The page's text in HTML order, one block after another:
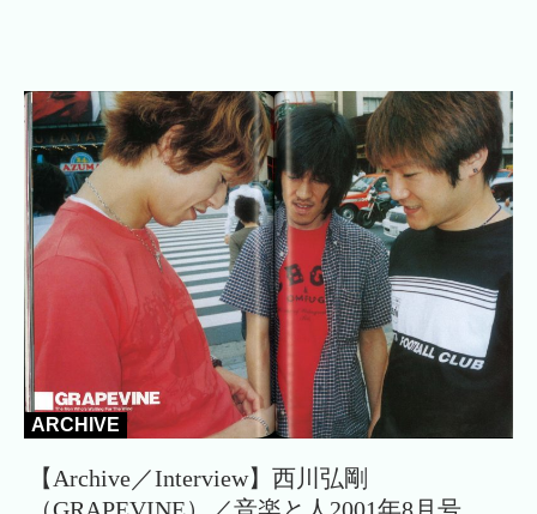
ARCHIVE
【Archive／Interview】西川弘剛